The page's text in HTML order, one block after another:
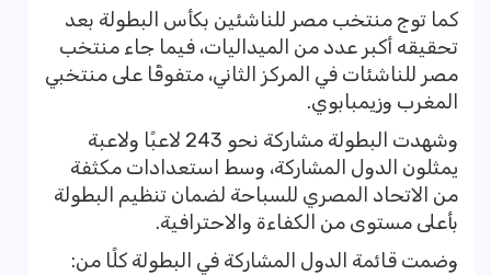
كما توج منتخب مصر للناشئين بكأس البطولة بعد
تحقيقه أكبر عدد من الميداليات، فيما جاء منتخب
مصر للناشئات في المركز الثاني، متفوقًا على منتخبي
المغرب وزيمبابوي.
وشهدت البطولة مشاركة نحو 243 لاعبًا ولاعبة
يمثلون الدول المشاركة، وسط استعدادات مكثفة
من الاتحاد المصري للسباحة لضمان تنظيم البطولة
بأعلى مستوى من الكفاءة والاحترافية.
وضمت قائمة الدول المشاركة في البطولة كلًا من: